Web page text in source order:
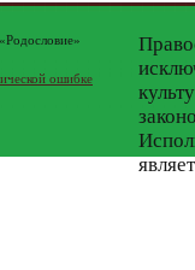
ошибке